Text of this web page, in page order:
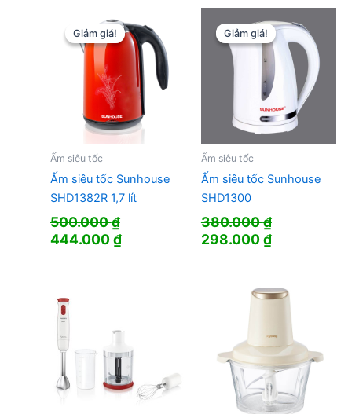
Giảm giá!
Giảm giá!
Ấm siêu tốc
Ấm siêu tốc Sunhouse
SHD1382R 1,7 lít
500.000₫
Giá
444.000₫Giá
Giảm giá!
Giảm giá!
Ấm siêu tốc
Ấm siêu tốc Sunhouse
SHD1300
380.000₫
Giá
380.000 ₫.
298.000₫Giá
là:
298.000 ₫.